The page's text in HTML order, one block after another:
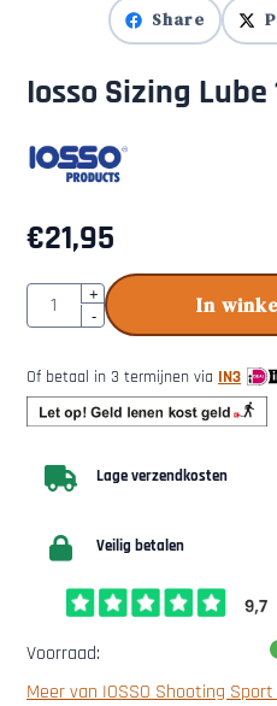
Share
Iosso Sizing Lube
€21,95
Aantal
+
-
In
Of betaal in 3 termijnen via IN3
Lage verzendkosten
Veilig betalen
Voorraad:
Meer van IOSSO Shooting